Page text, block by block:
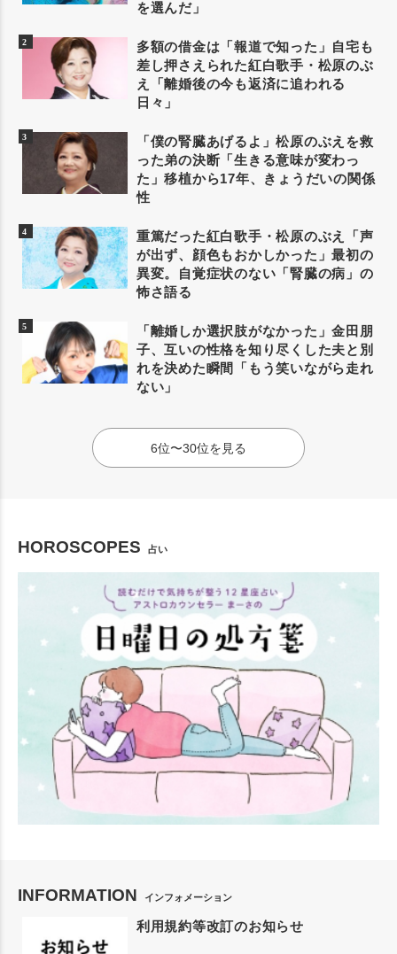
を選んだ」
多額の借金は「報道で知った」自宅も
差し押さえられた紅白歌手・松原のぶ
え「離婚後の今も返済に追われる
日々」
「僕の腎臓あげるよ」松原のぶえを救
った弟の決断「生きる意味が変わっ
た」移植から17年、きょうだいの関係
性
重篤だった紅白歌手・松原のぶえ「声
が出ず、顔色もおかしかった」最初の
異変。自覚症状のない「腎臓の病」の
怖さ語る
「離婚しか選択肢がなかった」金田朋
子、互いの性格を知り尽くした夫と別
れを決めた瞬間「もう笑いながら走れ
ない」
6位〜30位を見る
HOROSCOPES 占い
INFORMATION インフォメーション
利用規約等改訂のお知らせ